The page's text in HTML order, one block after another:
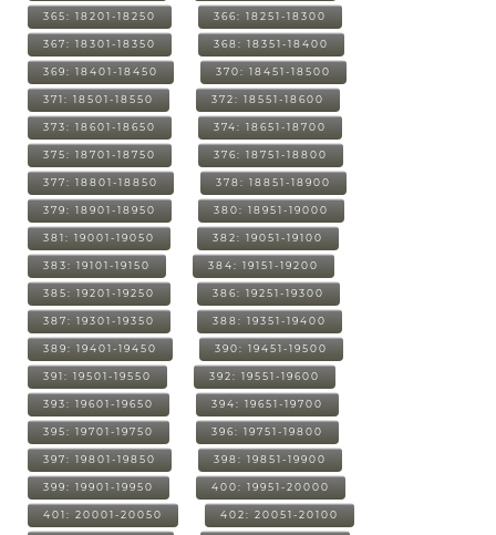
365: 18201-18250 366: 18251-18300
367: 18301-18350 368: 18351-18400
369: 18401-18450 370: 18451-18500
371: 18501-18550 372: 18551-18600
373: 18601-18650 374: 18651-18700
375: 18701-18750 376: 18751-18800
377: 18801-18850 378: 18851-18900
379: 18901-18950 380: 18951-19000
381: 19001-19050 382: 19051-19100
383: 19101-19150 384: 19151-19200
385: 19201-19250 386: 19251-19300
387: 19301-19350 388: 19351-19400
389: 19401-19450 390: 19451-19500
391: 19501-19550 392: 19551-19600
393: 19601-19650 394: 19651-19700
395: 19701-19750 396: 19751-19800
397: 19801-19850 398: 19851-19900
399: 19901-19950 400: 19951-20000
401: 20001-20050 402: 20051-20100